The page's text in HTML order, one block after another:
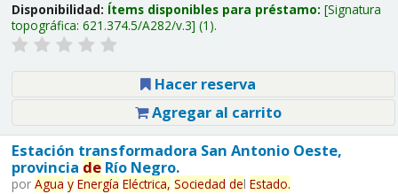
Disponibilidad: Ítems disponibles para préstamo: Signatura
topográfica: 621.374.5/A282/v.3 (1).
Hacer reserva
Agregar al carrito
Estación transformadora San Antonio Oeste,
provincia deRío Negro.
por Agua y Energía Eléctrica, Sociedad del Estado.